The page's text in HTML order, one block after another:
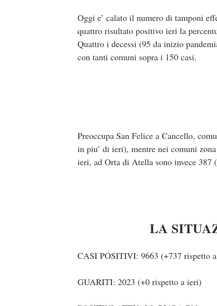
Oggi e’ calato il numero di tamponi
quattro risultato positivo ieri la
Quattro i decessi (95 da inizio
con tanti comuni sopra i 150 casi.
Preoccupa San Felice a Cancello,
in piu’ di ieri), mentre nei comuni
ieri, ad Orta di Atella sono invece 387
LA
CASI POSITIVI: 9663 (+737 rispetto
GUARITI: 2023 (+0 rispetto a ieri)